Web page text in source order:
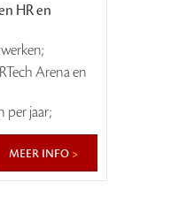
HR en
Arena en
per jaar;
meer info